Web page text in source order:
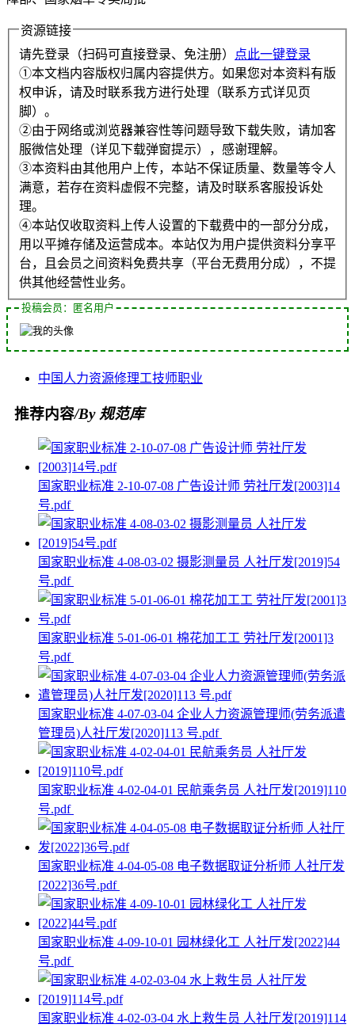
资源链接
请先登录（扫码可直接登录、免注册）
点此一键登录
①本文档内容版权归属内容提供方。如果您对本资料有版
权申诉，请及时联系我方进行处理（联系方式详见页
脚）。
②由于网络或浏览器兼容性等问题导致下载失败，请加客
服微信处理（详见下载弹窗提示），感谢理解。
③本资料由其他用户上传，本站不保证质量、数量等令人
满意，若存在资料虚假不完整，请及时联系客服投诉处
理。
④本站仅收取资料上传人设置的下载费中的一部分分成，
用以平摊存储及运营成本。本站仅为用户提供资料分享平
台，且会员之间资料免费共享（平台无费用分成），不提
供其他经营性业务。
投稿会员：匿名用户
中国 人力资源修理工技师职业
推荐内容/By 规范库
国家职业标准 2-10-07-08 广告设计师 劳社厅发[2003]14
号.pdf
国家职业标准 4-08-03-02 摄影测量员 人社厅发[2019]54
号.pdf
国家职业标准 5-01-06-01 棉花加工工 劳社厅发[2001]3
号.pdf
国家职业标准 4-07-03-04 企业人力资源管理师(劳务派遣
管理员)人社厅发[2020]113 号.pdf
国家职业标准 4-02-04-01 民航乘务员 人社厅发[2019]110
号.pdf
国家职业标准 4-04-05-08 电子数据取证分析师 人社厅发
[2022]36号.pdf
国家职业标准 4-09-10-01 园林绿化工 人社厅发[2022]44
号.pdf
国家职业标准 4-02-03-04 水上救生员 人社厅发[2019]114